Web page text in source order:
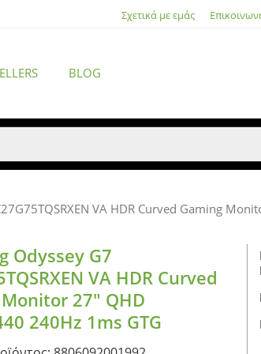
Σχετικά με εμάς
BLOG
ACCESSORIESVA HDR Curved Gaming
Odyssey G7
VA HDR Curved
27″ QHD
240Hz 1ms GTG